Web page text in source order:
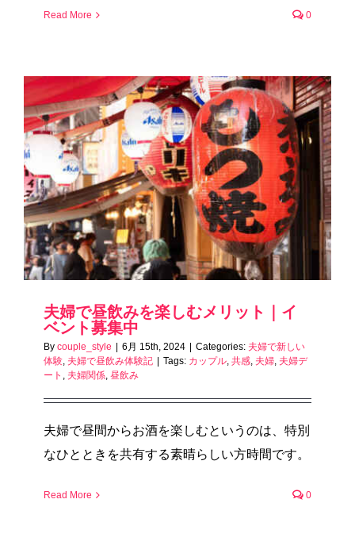
Read More 0
夫婦で昼飲みを楽しむメリット｜イ
ベント募集中
By couple_style 6月 15th, 2024 Categories: 夫婦で新しい
体験, 夫婦で昼飲み体験記 Tags: カップル, 共感, 夫婦, 夫婦デ
ート , 夫婦関係, 昼飲み
夫婦で昼間からお酒を楽しむというのは、特別
なひとときを共有する素晴らしい方時間です。
Read More 0